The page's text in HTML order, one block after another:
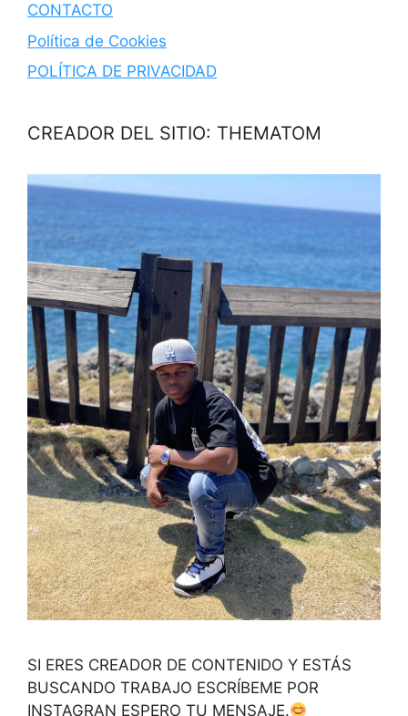
CONTACTO
Política de Cookies
POLÍTICA DE PRIVACIDAD
CREADOR DEL SITIO: THEMATOM
SI ERES CREADOR DE CONTENIDO Y ESTÁS
BUSCANDO TRABAJO ESCRÍBEME POR
INSTAGRAN ESPERO TU MENSAJE.